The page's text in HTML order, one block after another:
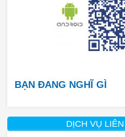
BẠN ĐANG NGHĨ GÌ
DỊCH VỤ